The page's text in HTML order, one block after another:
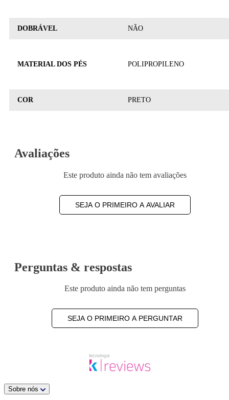
DOBRÁVEL NÃO
MATERIAL DOS PÉS POLIPROPILENO
COR PRETO
Avaliações
Este produto ainda não tem avaliações
SEJA O PRIMEIRO A AVALIAR
Perguntas & respostas
Este produto ainda não tem perguntas
SEJA O PRIMEIRO A PERGUNTAR
Sobre nós